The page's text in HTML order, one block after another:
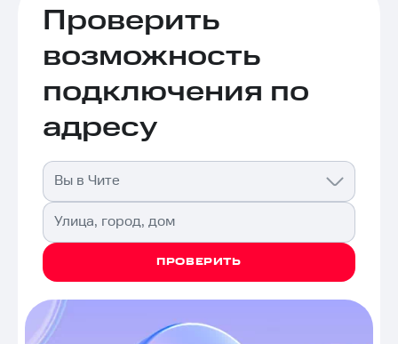
Проверить
возможность
подключения по
адресу
Вы в Чите
Улица, город, дом
ПРОВЕРИТЬ